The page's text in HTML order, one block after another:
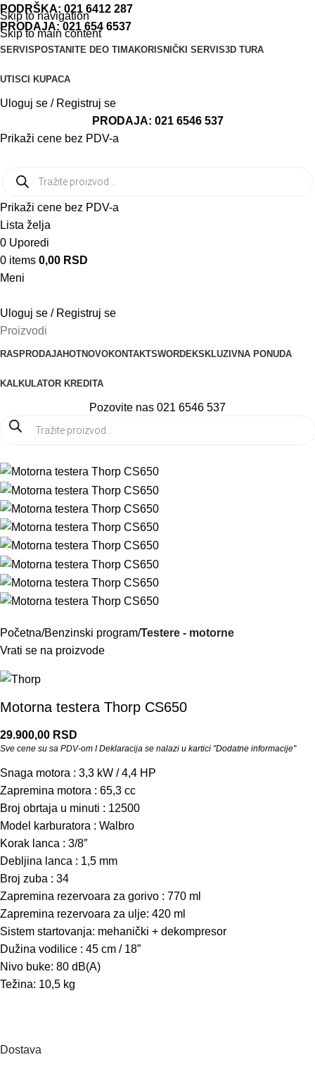
Skip to navigation
Skip to main content
PODRŠKA: 021 6412 287
PRODAJA: 021 654 6537
SERVIS POSTANITE DEO TIMAKORISNIČKI SERVIS3D TURA
UTISCI KUPACA
Uloguj se / Registruj se
PRODAJA: 021 6546 537
Prikaži cene bez PDV-a
Prikaži cene bez PDV-a
Lista želja
0 Uporedi
0 items 0,00 RSD
Meni
Uloguj se / Registruj se
Proizvodi
RASPRODAJAHOTNOVOKONTAKTSWORDEKSKLUZIVNA PONUDA
KALKULATOR KREDITA
Pozovite nas 021 6546 537
Početna Benzinski program Testere - motorne
Vrati se na proizvode
Motorna testera Thorp CS650
29.900,00 RSD
Sve cene su sa PDV-om I Deklaracija se nalazi u kartici "Dodatne informacije"
Snaga motora : 3,3 kW / 4,4 HP
Zapremina motora : 65,3 cc
Broj obrtaja u minuti : 12500
Model karburatora : Walbro
Korak lanca : 3/8″
Debljina lanca : 1,5 mm
Broj zuba : 34
Zapremina rezervoara za gorivo : 770 ml
Zapremina rezervoara za ulje: 420 ml
Sistem startovanja: mehanički + dekompresor
Dužina vodilice : 45 cm / 18”
Nivo buke: 80 dB(A)
Težina: 10,5 kg
Dostava